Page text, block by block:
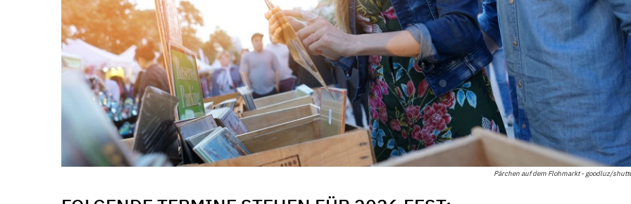
Pärchen auf dem Flohmarkt - goodluz/